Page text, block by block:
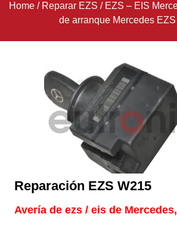
Home/ Reparar EZS / EZS – EIS
de arranque Mercedes
Reparación EZS W215
Avería de ezs / eis de